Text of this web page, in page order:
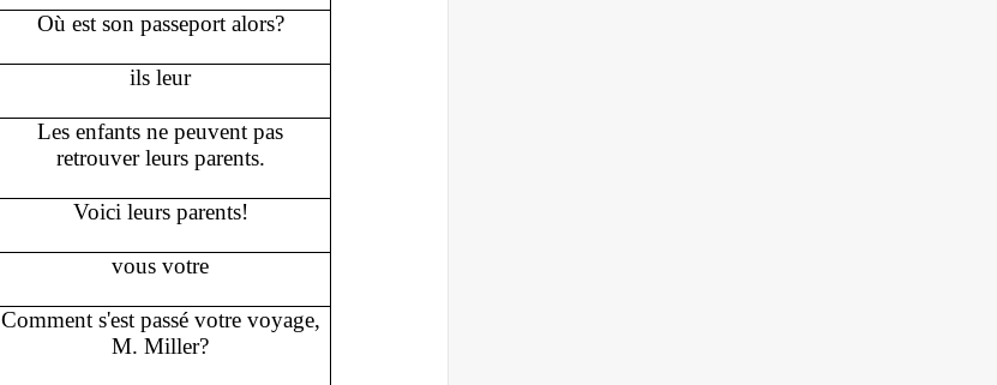
Où est son passeport alors?
ils leur
Les enfants ne peuvent pas
retrouver leurs parents.
Voici leurs parents!
vous votre
Comment s'est passé votre voyage,
M. Miller?